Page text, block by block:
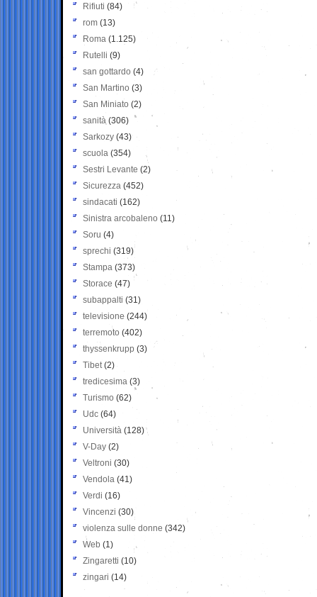
Rifiuti (84)
rom (13)
Roma (1.125)
Rutelli (9)
san gottardo (4)
San Martino (3)
San Miniato (2)
sanità (306)
Sarkozy (43)
scuola (354)
Sestri Levante (2)
Sicurezza (452)
sindacati (162)
Sinistra arcobaleno (11)
Soru (4)
sprechi (319)
Stampa (373)
Storace (47)
subappalti (31)
televisione(244)
terremoto (402)
thyssenkrupp (3)
Tibet(2)
tredicesima (3)
Turismo (62)
Udc (64)
Università (128)
V-Day (2)
Veltroni (30)
Vendola (41)
Verdi (16)
Vincenzi (30)
violenza sulle donne (342)
Web (1)
Zingaretti (10)
zingari (14)